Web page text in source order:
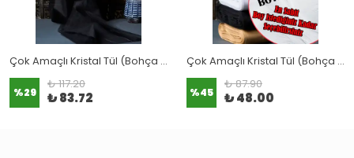
Çok Amaçlı Kristal Tül (Bohça Tülü) 1,5x3 Metre
%29
₺ 117.20
₺ 83.72
Çok Amaçlı Kristal Tül (Bohça Tülü) Metrelik - En: 3 Metre / Boy: 1 Metre
%45
₺ 87.90
₺ 48.00